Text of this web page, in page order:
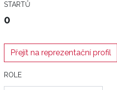
STARTŮ
0
Přejít na reprezentační profil
ROLE